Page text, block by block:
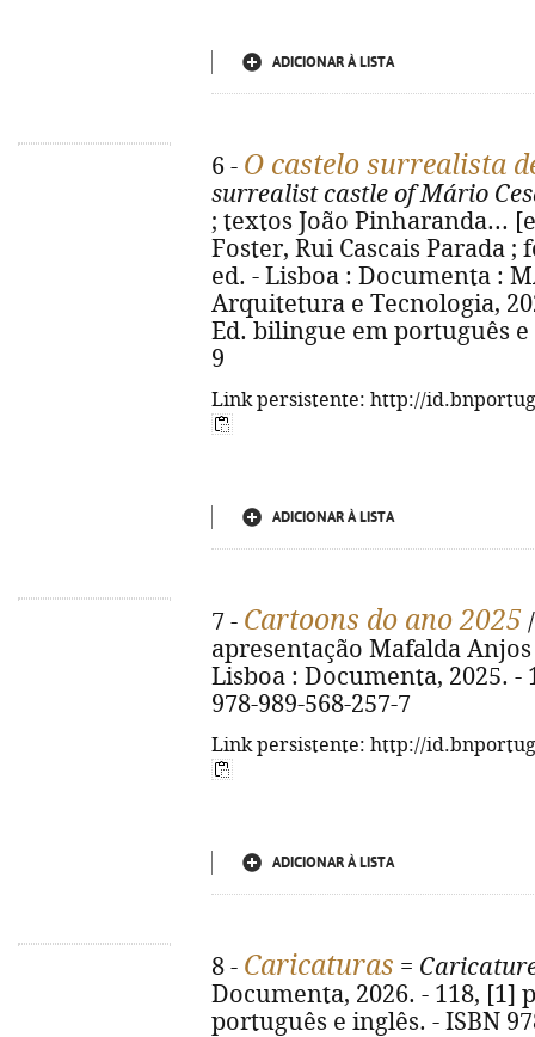
ADICIONAR À LISTA
6 - O castelo surrealista
surrealist castle of Mário
; textos João Pinharanda...
Foster, Rui Cascais Parada
ed. - Lisboa : Documenta :
Arquitetura e Tecnologia,
Ed. bilingue em português e
9
Link persistente: http://
ADICIONAR À LISTA
7 - Cartoons do ano 2025
apresentação Mafalda
Lisboa : Documenta, 2025. -
978-989-568-257-7
Link persistente: http://
ADICIONAR À LISTA
8 - Caricaturas =
Documenta, 2026. - 118, [1]
português e inglês. - ISBN